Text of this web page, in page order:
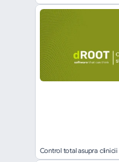
Control total asupra